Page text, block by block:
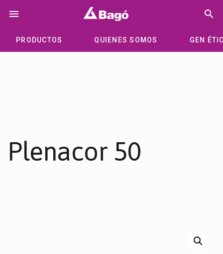
menu search
PRODUCTOS QUIENES SOMOS GEN
Plenacor 50